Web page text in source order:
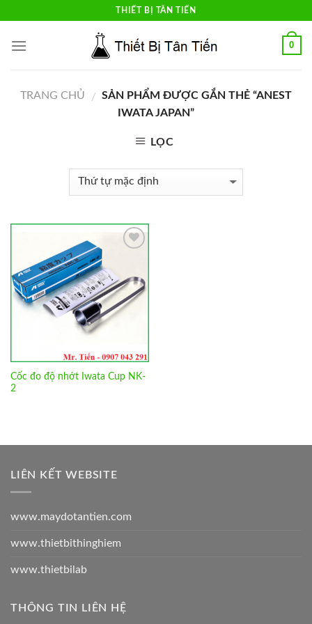
content
THIẾT BỊ TÂN TIẾN
0
TRANG CHỦ / SẢN PHẨM ĐƯỢC GẮN THẺ “ANEST
IWATA JAPAN”
LỌC
Cốc đo độ nhớt Iwata Cup NK-
2
LIÊN KẾT WEBSITE
www.maydotantien.com
www.thietbithinghiem
www.thietbilab
THÔNG TIN LIÊN HỆ